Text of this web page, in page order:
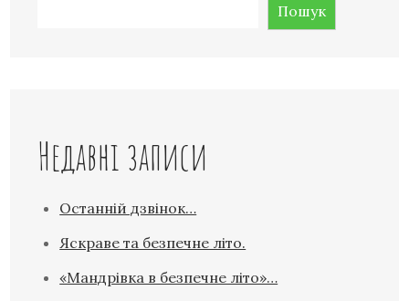
Пошук
Недавні записи
Останній дзвінок…
Яскраве та безпечне літо.
«Мандрівка в безпечне літо»…